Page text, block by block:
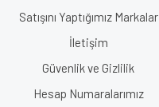
Satışını Yaptığımız Markalar
İletişim
Güvenlik ve Gizlilik
Hesap Numaralarımız